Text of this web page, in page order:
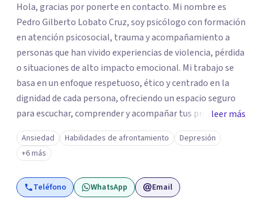
Hola, gracias por ponerte en contacto. Mi nombre es
Pedro Gilberto Lobato Cruz, soy psicólogo con formación
en atención psicosocial, trauma y acompañamiento a
personas que han vivido experiencias de violencia, pérdida
o situaciones de alto impacto emocional. Mi trabajo se
basa en un enfoque respetuoso, ético y centrado en la
dignidad de cada persona, ofreciendo un espacio seguro
para escuchar, comprender y acompañar tus procesos
emocionales a tu propio ritmo. Creo firmemente en la
importancia de construir juntos herramientas que
fortalezcan el bienestar, la autonomía y el sentido de
vida. Será un gusto acompañarte en este proceso. Quedo
atento para resolver cualquier duda y acordar una cita. Un
leer más
Ansiedad Habilidades de afrontamiento
Depresión
+6 más
Teléfono WhatsApp Email